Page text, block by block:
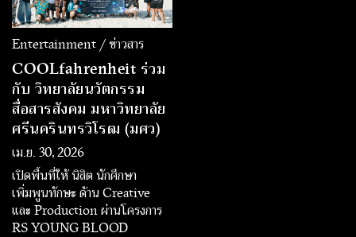
Entertainment / ข่าวสาร
COOLfahrenheit ร่วม
กับ วิทยาลัยนวัตกรรม
สื่อสารสังคม มหาวิทยาลัย
ศรีนครินทรวิโรฒ (มศว)
เม.ย. 30, 2026
เปิดพื้นที่ให้ นิสิต นักศึกษา
เพิ่มพูนทักษะ ด้าน Creative
และ Production ผ่านโครงการ
RS YOUNG BLOOD